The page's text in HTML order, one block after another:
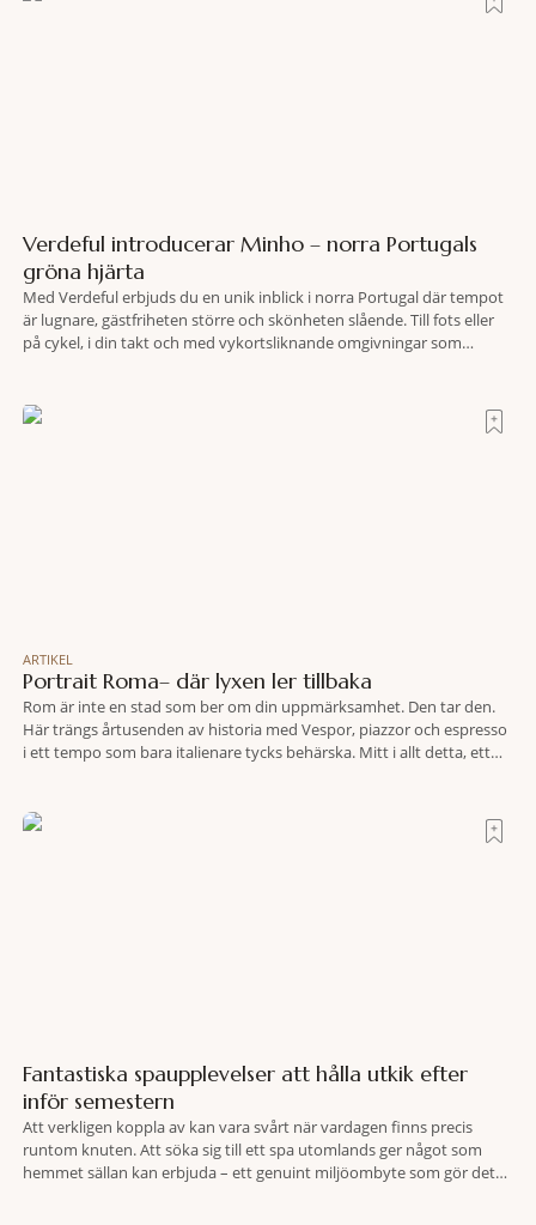
Verdeful introducerar Minho – norra Portugals
gröna hjärta
Med Verdeful erbjuds du en unik inblick i norra Portugal där tempot
är lugnare, gästfriheten större och skönheten slående. Till fots eller
på cykel, i din takt och med vykortsliknande omgivningar som
travel när det
ARTIKEL
Portrait Roma– där lyxen ler tillbaka
Rom är inte en stad som ber om din uppmärksamhet. Den tar den.
Här trängs årtusenden av historia med Vespor, piazzor och espresso
i ett tempo som bara italienare tycks behärska. Mitt i allt detta, ett
Fantastiska spaupplevelser att hålla utkik efter
inför semestern
Att verkligen koppla av kan vara svårt när vardagen finns precis
runtom knuten. Att söka sig till ett spa utomlands ger något som
hemmet sällan kan erbjuda – ett genuint miljöombyte som gör det